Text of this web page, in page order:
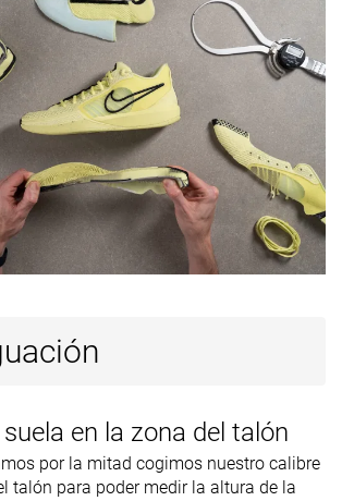
Muy gruesa Estándar
Talón extendido
47% inferior #15 Top 35% #1 Top 3%
35% inferior 16% inferior #8 Top 19%
en la zona del talón
por la mitad cogimos nuestro calibre
talón para poder medir la altura de la